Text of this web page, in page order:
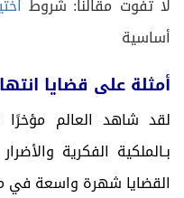
لا تفوت مقالنا: شروط
أساسية
أمثلة على قضايا
لقد شاهد العالم مؤخرًا
بـالملكية الفكرية
القضايا شهرة واسعة في